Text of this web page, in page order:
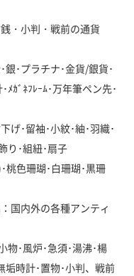
・小判・戦前の通貨
･プラチナ･金貨/銀貨･
ｶﾞﾈﾌﾚｰﾑ･万年筆ペン先･
げ･留袖･小紋･紬･羽織･
り･組紐･扇子
桃色珊瑚･白珊瑚･黒珊
国内外の各種アンティ
物･風炉･急須･湯沸･楊
垢時計･置物･小判、戦前